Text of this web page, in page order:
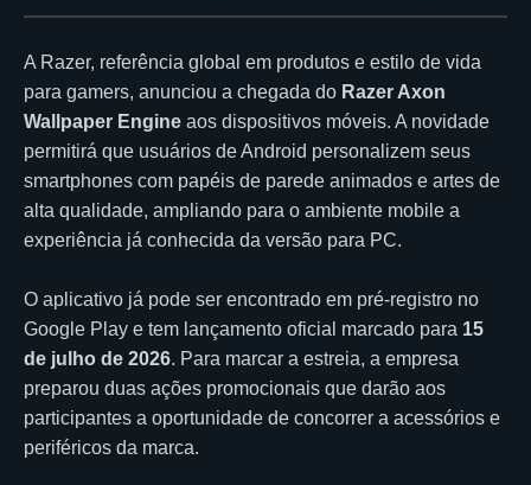
A Razer, referência global em produtos e estilo de vida
para gamers, anunciou a chegada do Razer Axon
Wallpaper Engine aos dispositivos móveis. A novidade
permitirá que usuários de Android personalizem seus
smartphones com papéis de parede animados e artes de
alta qualidade, ampliando para o ambiente mobile a
experiência já conhecida da versão para PC.
O aplicativo já pode ser encontrado em pré-registro no
Google Play e tem lançamento oficial marcado para 15
de julho de 2026. Para marcar a estreia, a empresa
preparou duas ações promocionais que darão aos
participantes a oportunidade de concorrer a acessórios e
periféricos da marca.